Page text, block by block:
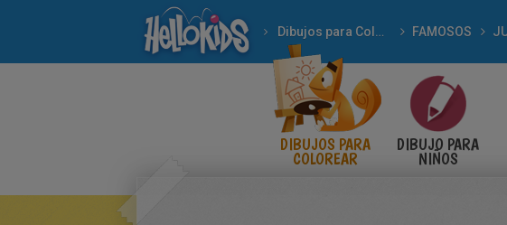
Dibujos para Colorear FAMOSOS
DIBUJOS PARA
COLOREAR
DIBUJO PARA
NIÑOS